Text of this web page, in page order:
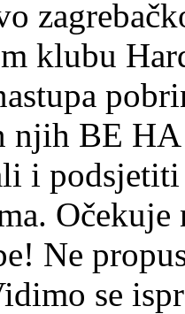
klubu
njih BE
i
Očekuje
Ne
se